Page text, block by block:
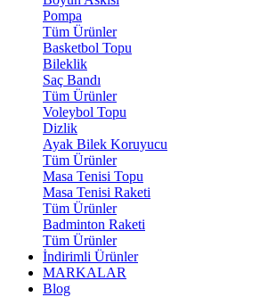
Pompa
Tüm Ürünler
Basketbol Topu
Bileklik
Saç Bandı
Tüm Ürünler
Voleybol Topu
Dizlik
Ayak Bilek Koruyucu
Tüm Ürünler
Masa Tenisi Topu
Masa Tenisi Raketi
Tüm Ürünler
Badminton Raketi
Tüm Ürünler
İndirimli Ürünler
MARKALAR
Blog